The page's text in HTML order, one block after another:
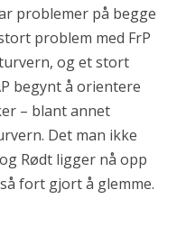
problemer på begge
problem med FrP
og et stort
begynt å orientere
– blant annet
Det man ikke
Rødt ligger nå opp
fort gjort å glemme.